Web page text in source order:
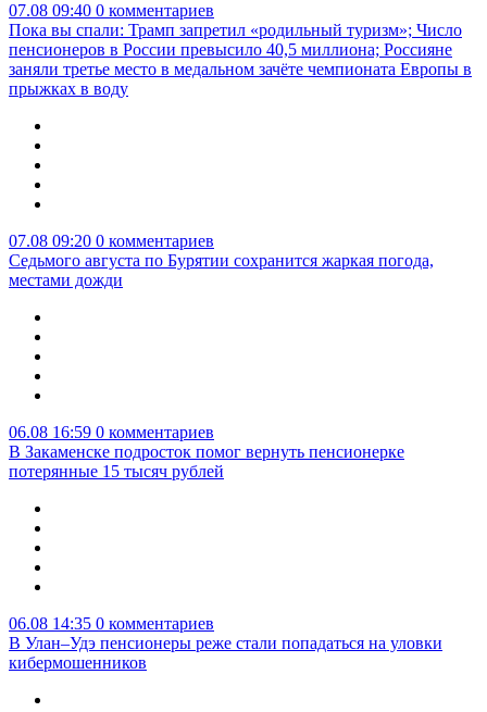
07.08 09:40 0 комментариев
Пока вы спали: Трамп запретил «родильный туризм»; Число
пенсионеров в России превысило 40,5 миллиона; Россияне
заняли третье место в медальном зачёте чемпионата Европы в
прыжках в воду
07.08 09:20 0 комментариев
Седьмого августа по Бурятии сохранится жаркая погода,
местами дожди
06.08 16:59 0 комментариев
В Закаменске подросток помог вернуть пенсионерке
потерянные 15 тысяч рублей
06.08 14:35 0 комментариев
В Улан–Удэ пенсионеры реже стали попадаться на уловки
кибермошенников